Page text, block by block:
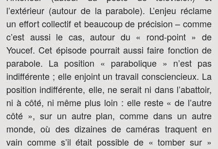
l’extérieur (autour de la parabole). L’enjeu réclame
un effort collectif et beaucoup de précision – comme
c’est aussi le cas, autour du « rond-point » de
Youcef. Cet épisode pourrait aussi faire fonction de
parabole. La position « parabolique » n’est pas
indifférente ; elle enjoint un travail consciencieux. La
position indifférente, elle, ne serait ni dans l’abattoir,
ni à côté, ni même plus loin : elle reste « de l’autre
côté », sur un autre plan, comme dans un autre
monde, où des dizaines de caméras traquent en
vain comme s’il était possible de « tomber sur »